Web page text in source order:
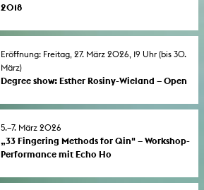
2018
Vorträge, Lesungen, Klangskulpturen,
Eröffnung: Freitag, 27. März 2026, 19 Uhr (bis 30.
März)
Degree show: Esther Rosiny-Wieland – Open
Elektronik, das Schöpfen von Papier, Knoten
Diplomausstellung die Grundlage für eine
Auseinandersetzung mit den
Wechselwirkungen von Klang, Bewegung
5.–7. März 2026
„33 Fingering Methods for Qin" – Workshop-
Performance mit Echo Ho
limiterter Personenzahl, Anmeldung bis 1.